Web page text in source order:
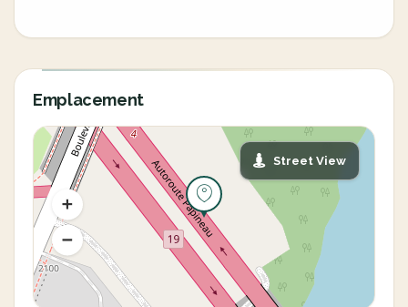
Emplacement
Street View